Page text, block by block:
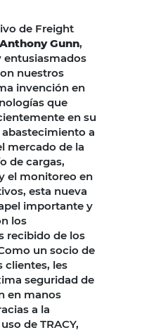
de Freight
Anthony Gunn,
entusiasmados
nuestros
invención en
que
en su
a
mercado de la
de cargas,
el monitoreo en
esta nueva
importante y
los
recibido de los
un socio de
clientes, les
seguridad de
en manos
a la
de TRACY,